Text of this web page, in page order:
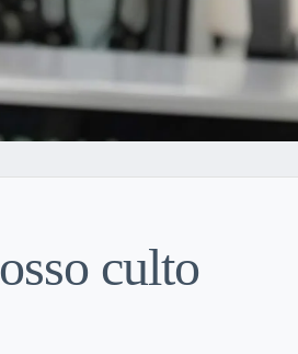
culto